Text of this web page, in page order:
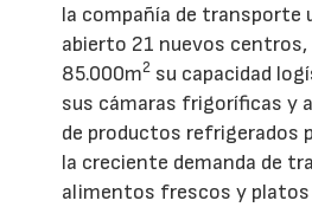
la compañía de transporte
abierto 21 nuevos centros,
85.000m2 su capacidad
sus cámaras frigoríficas y
de productos refrigerados
la creciente demanda de
alimentos frescos y platos